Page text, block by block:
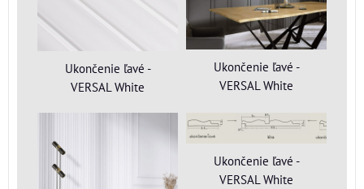
Ukončenie ľavé -
VERSAL White
Ukončenie ľavé -
VERSAL White
Ukončenie ľavé -
VERSAL White